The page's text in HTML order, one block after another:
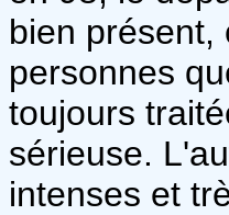
bien présent,
personnes
toujours
sérieuse.
intenses et